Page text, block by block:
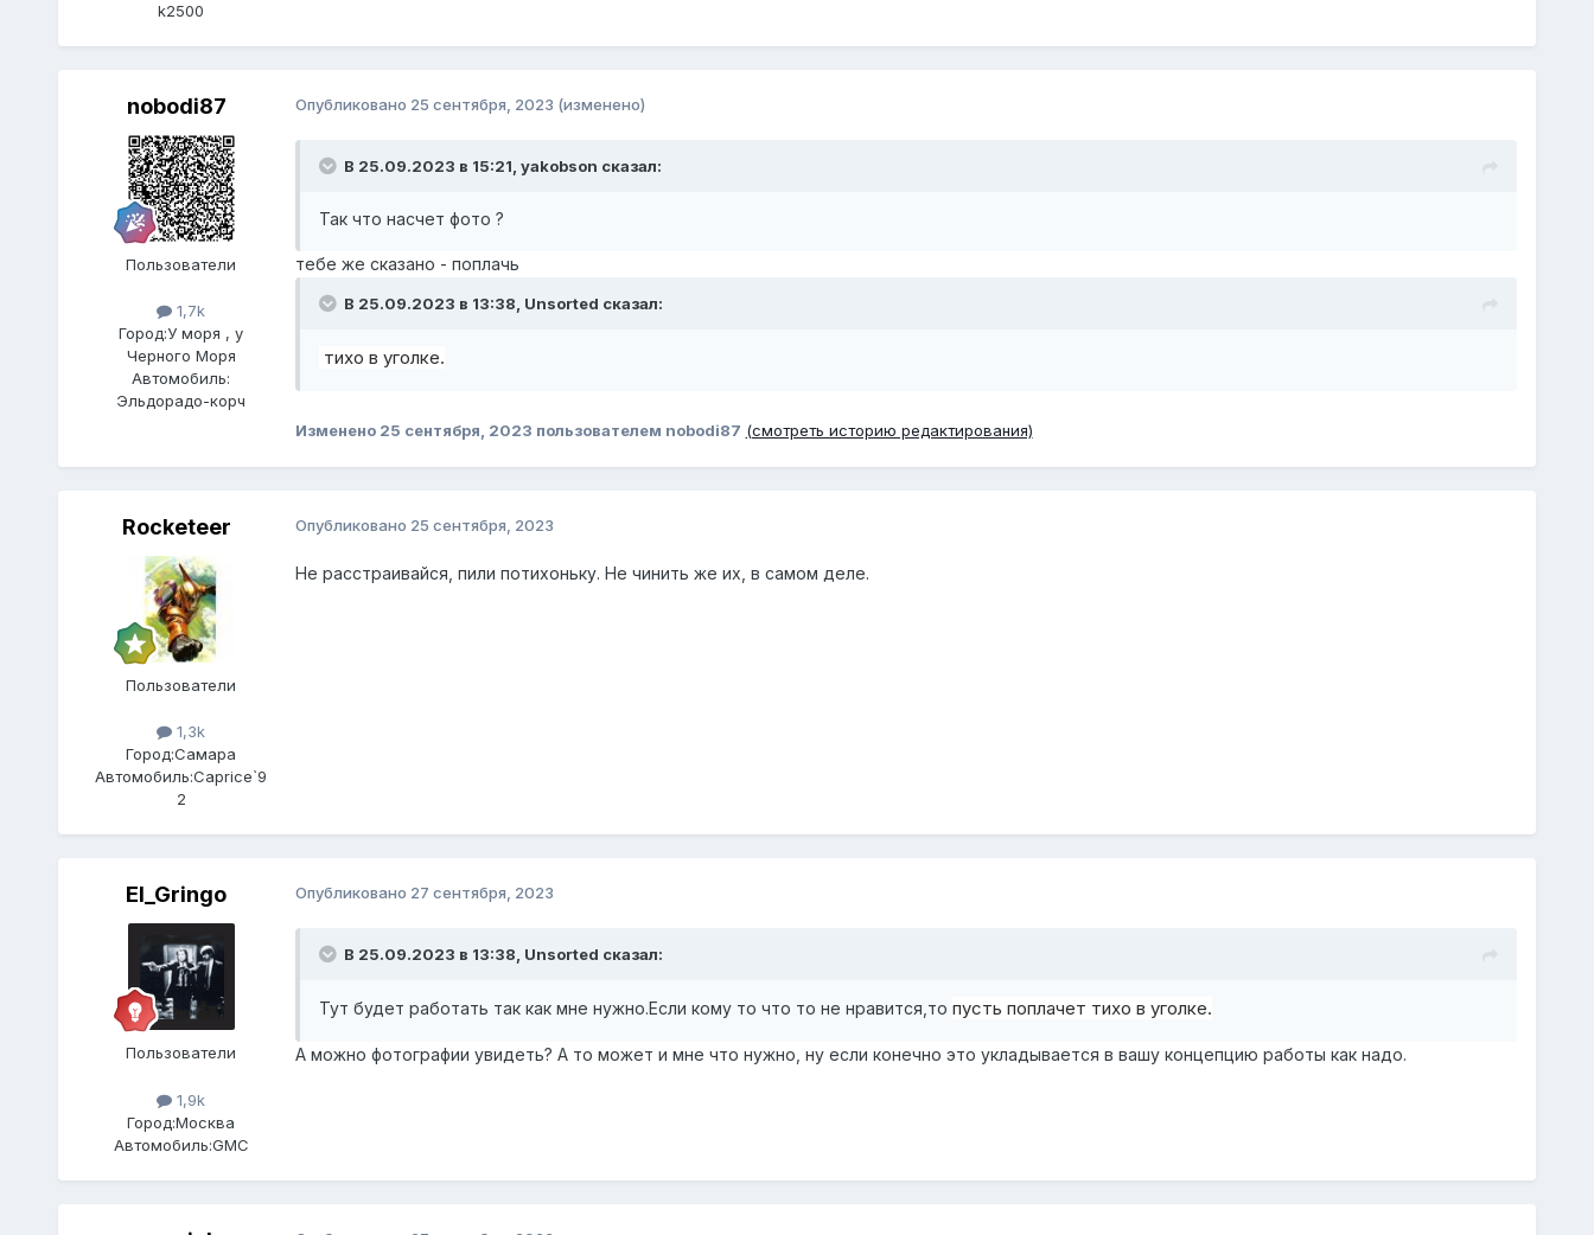
k2500
nobodi87
Пользователи
1,7k
Город:У моря , у
Черного Моря
Автомобиль:
Эльдорадо-корч
Опубликовано 25 сентября, 2023 (изменено)
В 25.09.2023 в 15:21, yakobson сказал:
Так что насчет фото ?
тебе же сказано - поплачь
В 25.09.2023 в 13:38, Unsorted сказал:
тихо в уголке.
Изменено 25 сентября, 2023 пользователем nobodi87 (смотреть историю редактирования)
Rocketeer
Пользователи
1,3k
Город:Самара
Автомобиль:Caprice`9
2
Опубликовано 25 сентября, 2023
Не расстраивайся, пили потихоньку. Не чинить же их, в самом деле.
El_Gringo
Пользователи
1,9k
Город:Москва
Автомобиль:GMC
Опубликовано 27 сентября, 2023
В 25.09.2023 в 13:38, Unsorted сказал:
Тут будет работать так как мне нужно.Если кому то что то не нравится,то пусть поплачет тихо в уголке.
А можно фотографии увидеть? А то может и мне что нужно, ну если конечно это укладывается в вашу концепцию работы как надо.